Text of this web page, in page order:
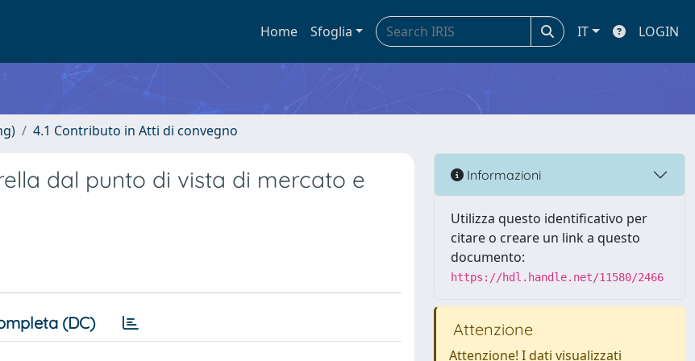
Home Sfoglia IT LOGIN
4.1 Contributo in Atti di convegno
dal punto di vista di mercato e
(DC)
Informazioni
Utilizza questo identificativo per
citare o creare un link a questo
documento:
https://hdl.handle.net/11580/2466
Attenzione
Attenzione! I dati visualizzati